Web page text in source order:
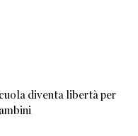
diventa libertà per